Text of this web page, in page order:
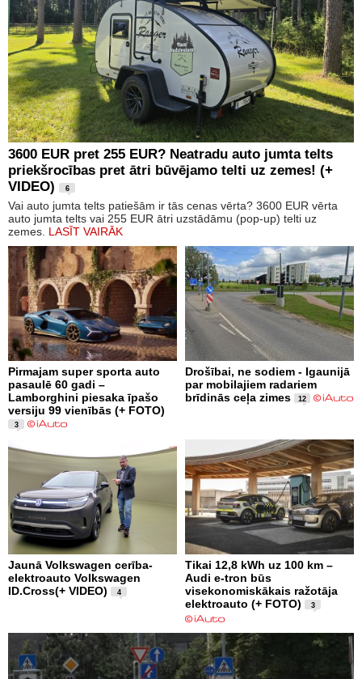
3600 EUR pret 255 EUR? Neatradu auto jumta telts
priekšrocības pret ātri būvējamo telti uz zemes! (+
VIDEO)
6
Vai auto jumta telts patiešām ir tās cenas vērta? 3600 EUR vērta
auto jumta telts vai 255 EUR ātri uzstādāmu (pop-up) telti uz
zemes. LASĪT VAIRĀK
Pirmajam super sporta auto
pasaulē 60 gadi –
Lamborghini piesaka īpašo
versiju 99 vienībās (+ FOTO)
3
Drošībai, ne sodiem - Igaunijā
par mobilajiem radariem
brīdinās ceļa zimes
12
Jaunā Volkswagen cerība-
elektroauto Volkswagen
ID.Cross(+ VIDEO)
4
Tikai 12,8 kWh uz 100 km –
Audi e-tron būs
visekonomiskākais ražotāja
elektroauto (+ FOTO)
3